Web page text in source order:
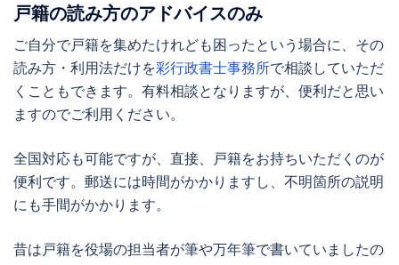
戸籍の読み方のアドバイスのみ
ご自分で戸籍を集めたけれども困ったという場合に、その
読み方・利用法だけを彩行政書士事務所で相談していただ
くこともできます。有料相談となりますが、便利だと思い
ますのでご利用ください。
全国対応も可能ですが、直接、戸籍をお持ちいただくのが
便利です。郵送には時間がかかりますし、不明箇所の説明
にも手間がかかります。
昔は戸籍を役場の担当者が筆や万年筆で書いていましたの